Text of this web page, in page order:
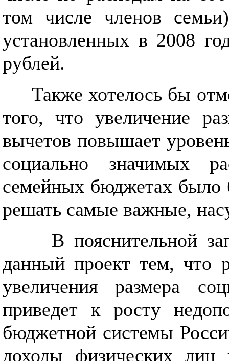
том числе членов
установленных в 2008
рублей.
Также хотелось бы
того, что увеличение
вычетов повышает
социально значимых
семейных бюджетах было
решать самые важные,
В пояснительной
данный проект тем, что
увеличения размера
приведет к росту
бюджетной системы
доходы физических